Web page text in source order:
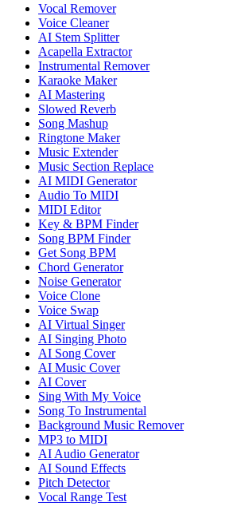
Vocal Remover
Voice Cleaner
AI Stem Splitter
Acapella Extractor
Instrumental Remover
Karaoke Maker
AI Mastering
Slowed Reverb
Song Mashup
Ringtone Maker
Music Extender
Music Section Replace
AI MIDI Generator
Audio To MIDI
MIDI Editor
Key & BPM Finder
Song BPM Finder
Get Song BPM
Chord Generator
Noise Generator
Voice Clone
Voice Swap
AI Virtual Singer
AI Singing Photo
AI Song Cover
AI Music Cover
AI Cover
Sing With My Voice
Song To Instrumental
Background Music Remover
MP3 to MIDI
AI Audio Generator
AI Sound Effects
Pitch Detector
Vocal Range Test